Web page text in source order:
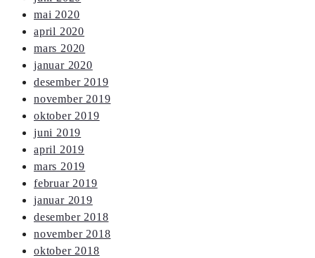
mai 2020
april 2020
mars 2020
januar 2020
desember 2019
november 2019
oktober 2019
juni 2019
april 2019
mars 2019
februar 2019
januar 2019
desember 2018
november 2018
oktober 2018